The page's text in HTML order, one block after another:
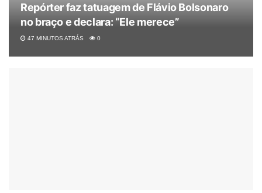
Repórter faz tatuagem de Flávio Bolsonaro
no braço e declara: “Ele merece”
47 MINUTOS ATRÁS 0